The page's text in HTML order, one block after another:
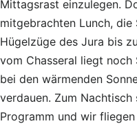
Mittagsrast einzulegen.
mitgebrachten Lunch,
Hügelzüge des Jura bis
vom Chasseral liegt noch
bei den wärmenden
verdauen. Zum
Programm und wir